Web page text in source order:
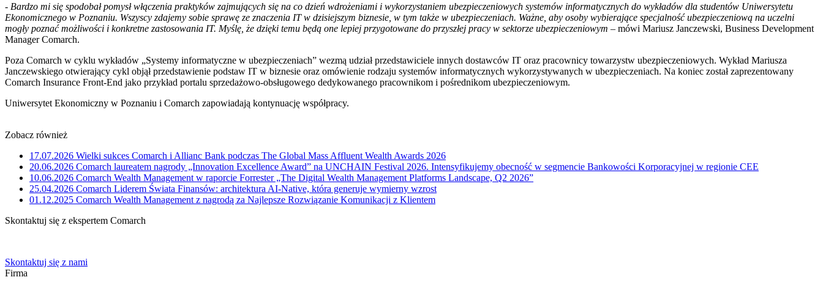
- Bardzo mi się spodobał pomysł włączenia praktyków zajmujących się na co dzień wdrożeniami i wykorzystaniem ubezpieczeniowych systemów informatycznych do wykładów dla studentów Uniwersytetu
Ekonomicznego w Poznaniu. Wszyscy zdajemy sobie sprawę ze znaczenia IT w dzisiejszym biznesie, w tym także w ubezpieczeniach. Ważne, aby osoby wybierające specjalność ubezpieczeniową na uczelni
mogły poznać możliwości i konkretne zastosowania IT. Myślę, że dzięki temu będą one lepiej przygotowane do przyszłej pracy w sektorze ubezpieczeniowym – mówi Mariusz Janczewski, Business Development
Manager Comarch.
Poza Comarch w cyklu wykładów „Systemy informatyczne w ubezpieczeniach” wezmą udział przedstawiciele innych dostawców IT oraz pracownicy towarzystw ubezpieczeniowych. Wykład Mariusza
Janczewskiego otwierający cykl objął przedstawienie podstaw IT w biznesie oraz omówienie rodzaju systemów informatycznych wykorzystywanych w ubezpieczeniach. Na koniec został zaprezentowany
Comarch Insurance Front-End jako przykład portalu sprzedażowo-obsługowego dedykowanego pracownikom i pośrednikom ubezpieczeniowym.
Uniwersytet Ekonomiczny w Poznaniu i Comarch zapowiadają kontynuację współpracy.
Zobacz również
17.07.2026 Wielki sukces Comarch i Allianc Bank podczas The Global Mass Affluent Wealth Awards 2026
20.06.2026 Comarch laureatem nagrody „Innovation Excellence Award” na UNCHAIN Festival 2026. Intensyfikujemy obecność w segmencie Bankowości Korporacyjnej w regionie CEE
10.06.2026 Comarch Wealth Management w raporcie Forrester „The Digital Wealth Management Platforms Landscape, Q2 2026”
25.04.2026 Comarch Liderem Świata Finansów: architektura AI-Native, która generuje wymierny wzrost
01.12.2025 Comarch Wealth Management z nagrodą za Najlepsze Rozwiązanie Komunikacji z Klientem
Skontaktuj się z ekspertem Comarch
Skontaktuj się z nami
Firma